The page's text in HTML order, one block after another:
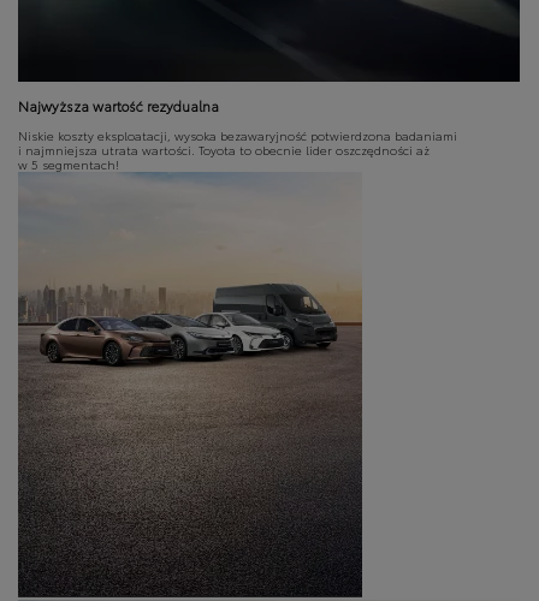
Najwyższa wartość rezydualna
Niskie koszty eksploatacji, wysoka bezawaryjność potwierdzona badaniami
i najmniejsza utrata wartości. Toyota to obecnie lider oszczędności aż
w 5 segmentach!